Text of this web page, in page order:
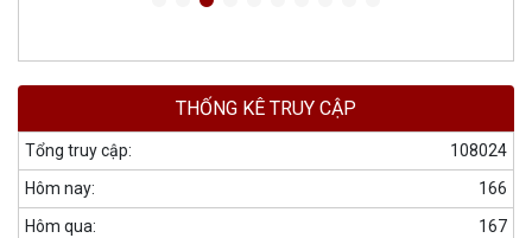
THỐNG KÊ TRUY CẬP
108024
Tổng truy cập:
166
Hôm nay:
167
Hôm qua: